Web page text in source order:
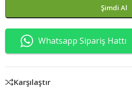
Şimdi Al
Whatsapp Sipariş Hattı
Karşılaştır